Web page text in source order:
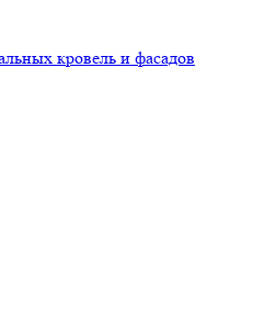
кровель и фасадов